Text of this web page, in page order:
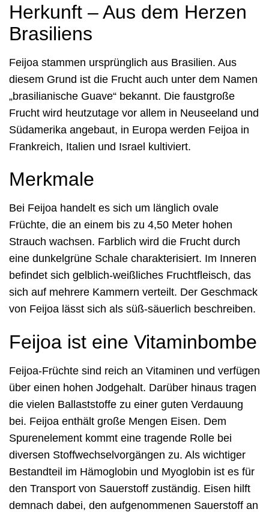
Herkunft – Aus dem Herzen
Brasiliens
Feijoa stammen ursprünglich aus Brasilien. Aus
diesem Grund ist die Frucht auch unter dem Namen
„brasilianische Guave“ bekannt. Die faustgroße
Frucht wird heutzutage vor allem in Neuseeland und
Südamerika angebaut, in Europa werden Feijoa in
Frankreich, Italien und Israel kultiviert.
Merkmale
Bei Feijoa handelt es sich um länglich ovale
Früchte, die an einem bis zu 4,50 Meter hohen
Strauch wachsen. Farblich wird die Frucht durch
eine dunkelgrüne Schale charakterisiert. Im Inneren
befindet sich gelblich-weißliches Fruchtfleisch, das
sich auf mehrere Kammern verteilt. Der Geschmack
von Feijoa lässt sich als süß-säuerlich beschreiben.
Feijoa ist eine Vitaminbombe
Feijoa-Früchte sind reich an Vitaminen und verfügen
über einen hohen Jodgehalt. Darüber hinaus tragen
die vielen Ballaststoffe zu einer guten Verdauung
bei. Feijoa enthält große Mengen Eisen. Dem
Spurenelement kommt eine tragende Rolle bei
diversen Stoffwechselvorgängen zu. Als wichtiger
Bestandteil im Hämoglobin und Myoglobin ist es für
den Transport von Sauerstoff zuständig. Eisen hilft
demnach dabei, den aufgenommenen Sauerstoff an